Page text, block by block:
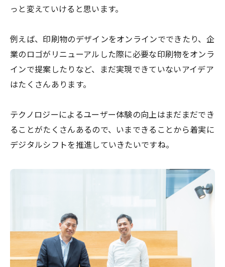
っと変えていけると思います。
例えば、印刷物のデザインをオンラインでできたり、企
業のロゴがリニューアルした際に必要な印刷物をオンラ
インで提案したりなど、まだ実現できていないアイデア
はたくさんあります。
テクノロジーによるユーザー体験の向上はまだまだでき
ることがたくさんあるので、いまできることから着実に
デジタルシフトを推進していきたいですね。